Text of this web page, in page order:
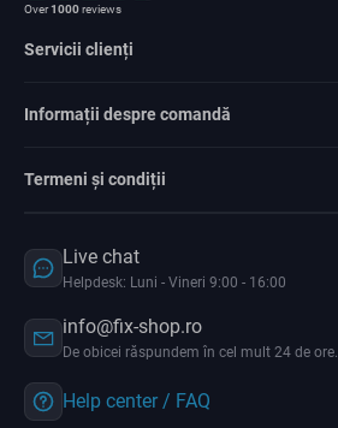
Over1000reviews
Servicii clienți
Informații despre comandă
Termeni și condiții
Live chat
Helpdesk: Luni - Vineri 9:00 - 16:00
info@fix-shop.ro
De obicei răspundem în cel mult 24 de ore.
Help center / FAQ